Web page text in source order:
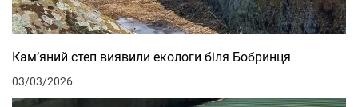
Кам’яний степ виявили екологи біля Бобринця
03/03/2026